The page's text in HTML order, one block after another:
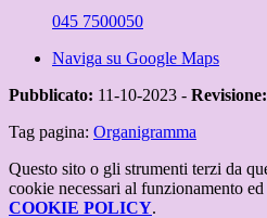
045 7500050
Naviga su Google Maps
Pubblicato: 11-10-2023 - Revisione:
Tag pagina: Organigramma
Questo sito o gli strumenti terzi da
cookie necessari al funzionamento
COOKIE POLICY.